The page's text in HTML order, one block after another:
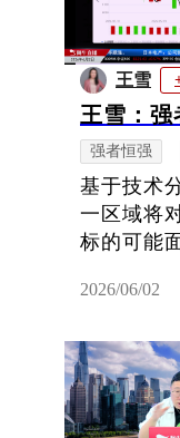
王雪
王雪：强
强者恒强
基于技术
一区域将
标的可能
2026/06/02